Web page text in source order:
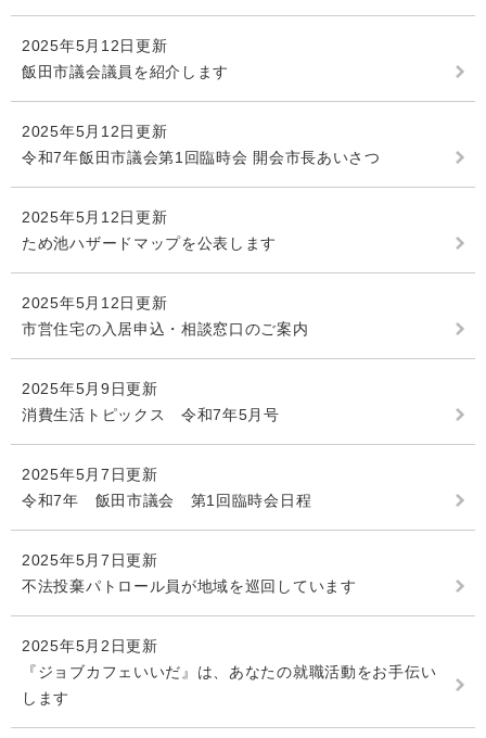
2025年5月12日更新
飯田市議会議員を紹介します
2025年5月12日更新
令和7年飯田市議会第1回臨時会 開会市長あいさつ
2025年5月12日更新
ため池ハザードマップを公表します
2025年5月12日更新
市営住宅の入居申込・相談窓口のご案内
2025年5月9日更新
消費生活トピックス 令和7年5月号
2025年5月7日更新
令和7年 飯田市議会 第1回臨時会日程
2025年5月7日更新
不法投棄パトロール員が地域を巡回しています
2025年5月2日更新
『ジョブカフェいいだ』は、あなたの就職活動をお手伝い
します